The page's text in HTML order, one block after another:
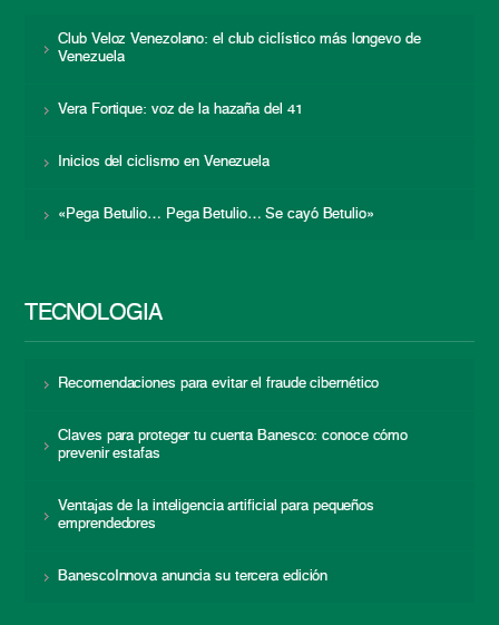
Club Veloz Venezolano: el club ciclístico más longevo de
Venezuela
Vera Fortique: voz de la hazaña del 41
Inicios del ciclismo en Venezuela
«Pega Betulio… Pega Betulio… Se cayó Betulio»
TECNOLOGÍA
Recomendaciones para evitar el fraude cibernético
Claves para proteger tu cuenta Banesco: conoce cómo
prevenir estafas
Ventajas de la inteligencia artificial para pequeños
emprendedores
BanescoInnova anuncia su tercera edición